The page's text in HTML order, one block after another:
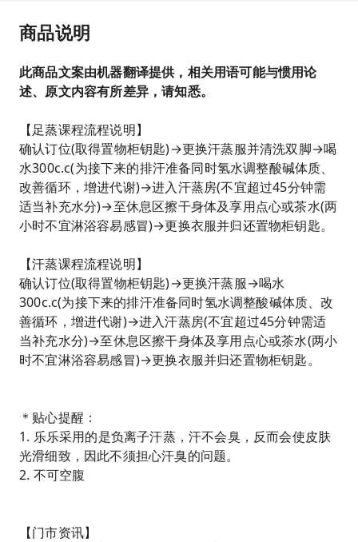
商品说明
此商品文案由机器翻译提供，相关用语可能与惯用论
述、原文内容有所差异，请知悉。
【足蒸课程流程说明】
确认订位(取得置物柜钥匙)→更换汗蒸服并清洗双脚→喝
水300c.c(为接下来的排汗准备同时氢水调整酸碱体质、
改善循环，增进代谢)→进入汗蒸房(不宜超过45分钟需
适当补充水分)→至休息区擦干身体及享用点心或茶水(两
小时不宜淋浴容易感冒)→更换衣服并归还置物柜钥匙。
【汗蒸课程流程说明】
确认订位(取得置物柜钥匙)→更换汗蒸服→喝水
300c.c(为接下来的排汗准备同时氢水调整酸碱体质、改
善循环，增进代谢)→进入汗蒸房(不宜超过45分钟需适
当补充水分)→至休息区擦干身体及享用点心或茶水(两小
时不宜淋浴容易感冒)→更换衣服并归还置物柜钥匙。
＊贴心提醒：
1. 乐乐采用的是负离子汗蒸，汗不会臭，反而会使皮肤
光滑细致，因此不须担心汗臭的问题。
2. 不可空腹
【门市资讯】